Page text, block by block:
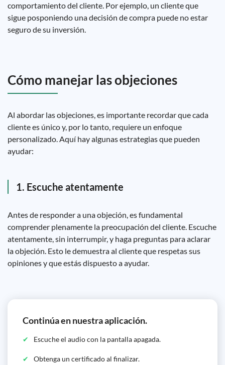
comportamiento del cliente. Por ejemplo, un cliente que
sigue posponiendo una decisión de compra puede no estar
seguro de su inversión.
Cómo manejar las objeciones
Al abordar las objeciones, es importante recordar que cada
cliente es único y, por lo tanto, requiere un enfoque
personalizado. Aquí hay algunas estrategias que pueden
ayudar:
1. Escuche atentamente
Antes de responder a una objeción, es fundamental
comprender plenamente la preocupación del cliente. Escuche
atentamente, sin interrumpir, y haga preguntas para aclarar
la objeción. Esto le demuestra al cliente que respetas sus
opiniones y que estás dispuesto a ayudar.
Continúa en nuestra aplicación.
Escuche el audio con la pantalla apagada.
Obtenga un certificado al finalizar.